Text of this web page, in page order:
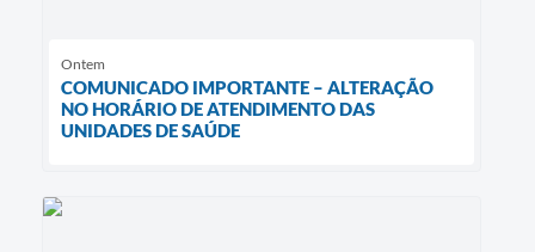
Ontem
COMUNICADO IMPORTANTE – ALTERAÇÃO
NO HORÁRIO DE ATENDIMENTO DAS
UNIDADES DE SAÚDE